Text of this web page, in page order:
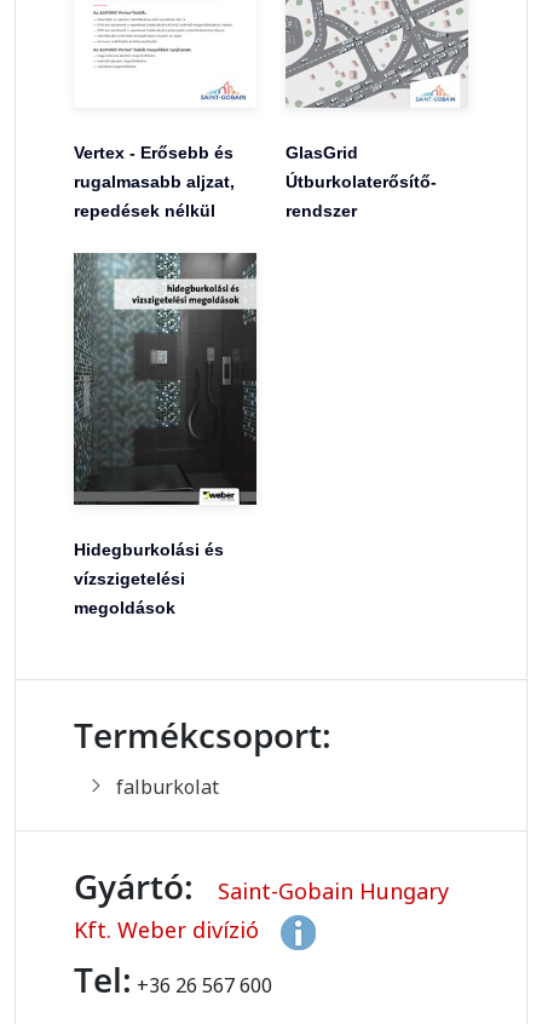
Vertex - Erősebb és
rugalmasabb aljzat,
repedések nélkül
GlasGrid
Útburkolaterősítő-
rendszer
Hidegburkolási és
vízszigetelési
megoldások
Termékcsoport:
falburkolat
Gyártó:
Saint-Gobain Hungary
Kft. Weber divízió
Tel: +36 26 567 600